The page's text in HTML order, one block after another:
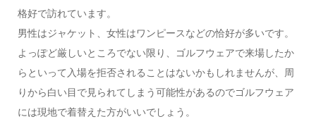
格好で訪れています。
男性はジャケット、女性はワンピースなどの恰好が多いです。
よっぽど厳しいところでない限り、ゴルフウェアで来場したか
らといって入場を拒否されることはないかもしれませんが、周
りから白い目で見られてしまう可能性があるのでゴルフウェア
には現地で着替えた方がいいでしょう。